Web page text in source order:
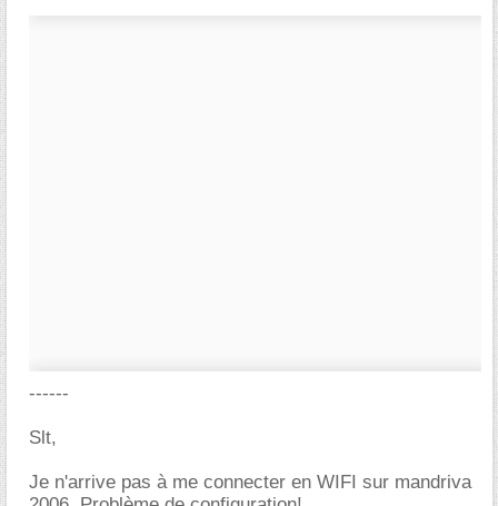
------
Slt,
Je n'arrive pas à me connecter en WIFI sur mandriva